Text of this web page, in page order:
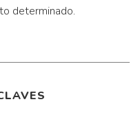
determinado.